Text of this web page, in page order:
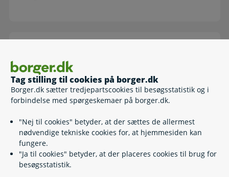
Tag stilling til cookies på borger.dk
Borger.dk sætter tredjepartscookies til besøgsstatistik og i
forbindelse med spørgeskemaer på borger.dk.
"Nej til cookies" betyder, at der sættes de allermest
nødvendige tekniske cookies for, at hjemmesiden kan
fungere.
"Ja til cookies" betyder, at der placeres cookies til brug for
besøgsstatistik.
Klag til Ankenævnet for Tilsynsafgørelser
Klag over tvangsindgreb i psykiatrien